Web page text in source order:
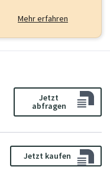
Mehr erfahren
Jetzt
abfragen
Jetzt kaufen